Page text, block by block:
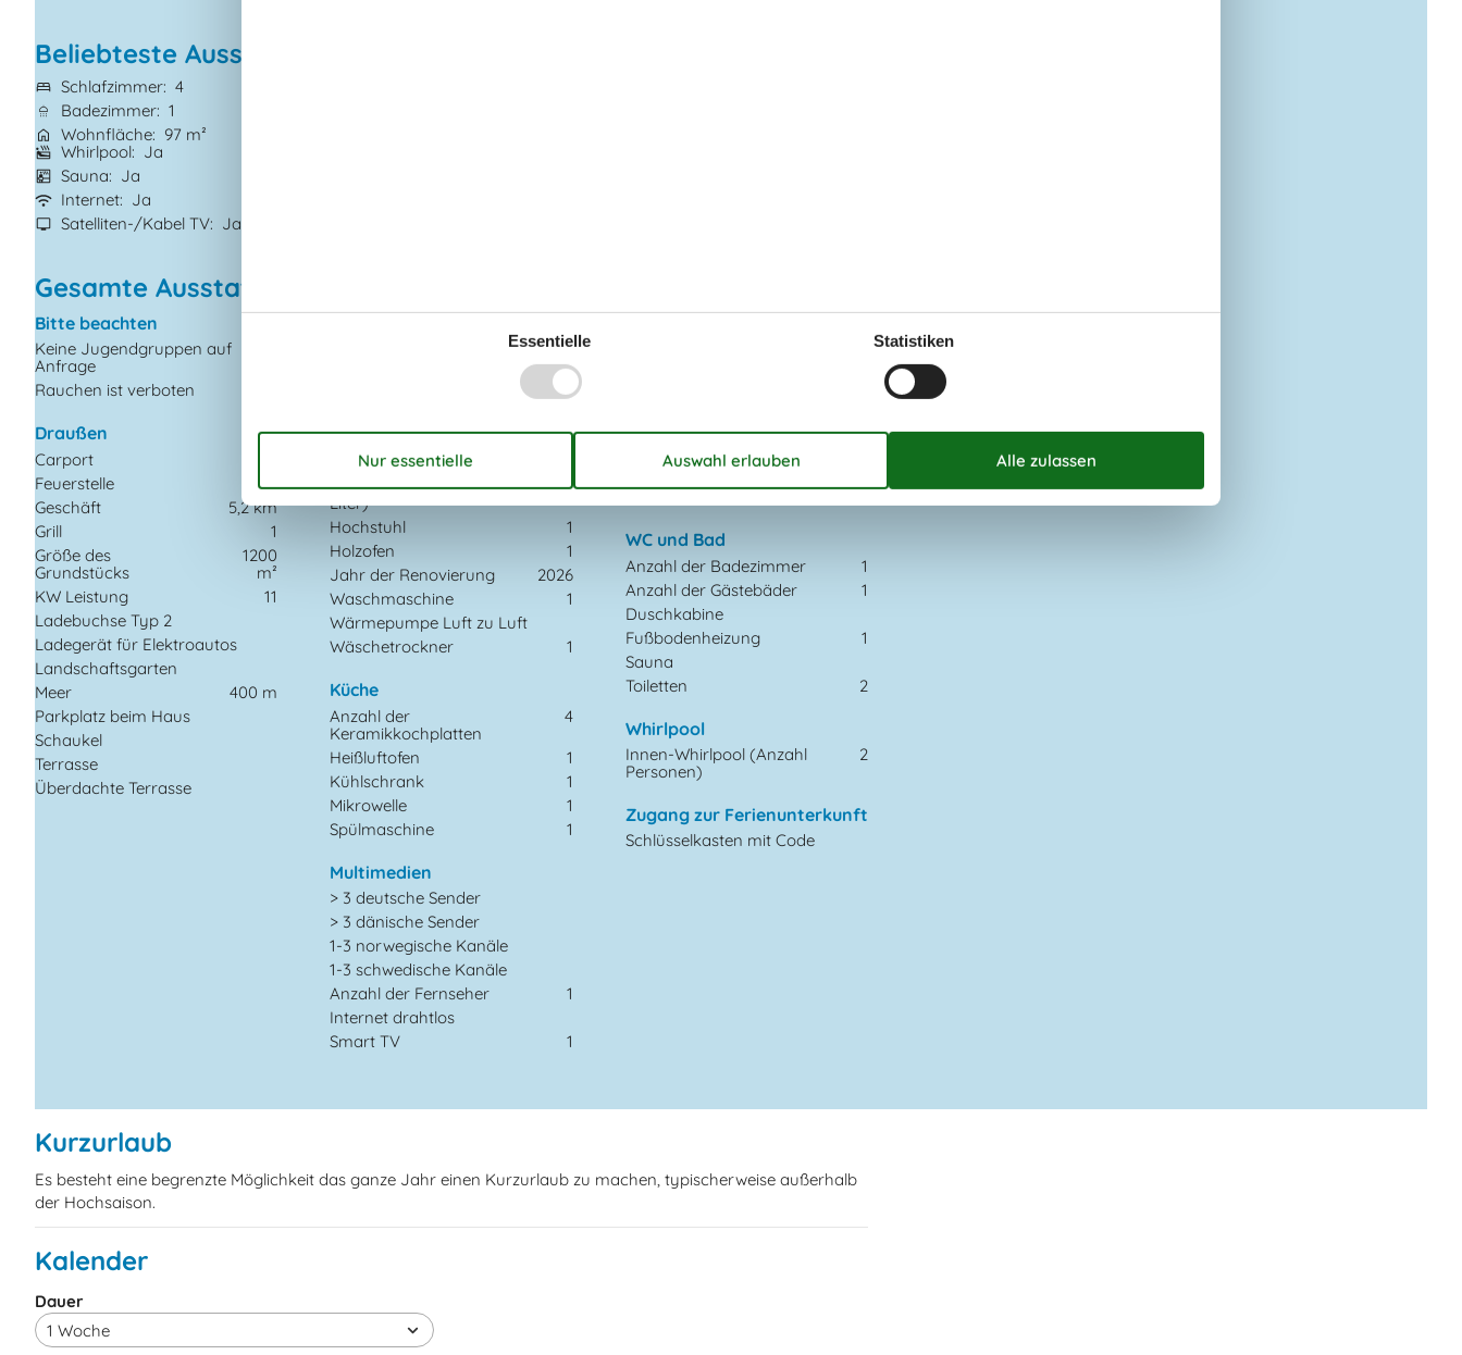
Beliebteste Ausstattungen
Schlafzimmer 4
Badezimmer 1
Wohnfläche
97 m²
Whirlpool
Ja
Sauna
Ja
Internet
Ja
Satelliten-/Kabel TV
Ja
Gesamte Ausstattung
Bitte beachten
Keine Jugendgruppen auf
Anfrage
Rauchen ist verboten
Draußen
Carport
Feuerstelle
Geschäft
5,2 km
Grill
1
Größe des
Grundstücks
1200
m²
KW Leistung
11
Ladebuchse Typ 2
Ladegerät für Elektroautos
Landschaftsgarten
Meer
400 m
Parkplatz beim Haus
Schaukel
Terrasse
Überdachte Terrasse
Anzahl Erwachsene inkl. 4-11
8
Anzahl Kinder (0-3 Jahre)
1
Bebaute Fläche
97 m²
Ferienhaus
Gefrierkapazität (Anzahl
Liter)
50
Hochstuhl
1
Holzofen
1
Jahr der Renovierung
2026
Waschmaschine
1
Wärmepumpe Luft zu Luft
Wäschetrockner
1
Küche
Anzahl der
Keramikkochplatten
4
Heißluftofen
1
Kühlschrank
1
Mikrowelle
1
Spülmaschine
1
Multimedien
> 3 deutsche Sender
> 3 dänische Sender
1-3 norwegische Kanäle
1-3 schwedische Kanäle
Anzahl der Fernseher
1
Internet drahtlos
Smart TV
1
Nische (Anzahl der
Schlafplätze)
2
WC und Bad
Anzahl der Badezimmer
1
Anzahl der Gästebäder
1
Duschkabine
Fußbodenheizung
1
Sauna
Toiletten
2
Whirlpool
Innen-Whirlpool (Anzahl
Personen)
2
Zugang zur Ferienunterkunft
Schlüsselkasten mit Code
Kurzurlaub
Es besteht eine begrenzte Möglichkeit das ganze Jahr einen Kurzurlaub zu machen, typischerweise außerhalb
der Hochsaison.
Kalender
Dauer
Essentielle Statistiken